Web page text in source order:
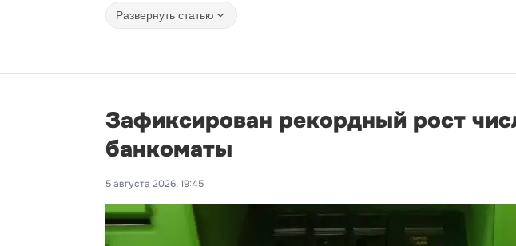
Развернуть статью
Зафиксирован рекордный рост
банкоматы
5 августа 2026, 19:45